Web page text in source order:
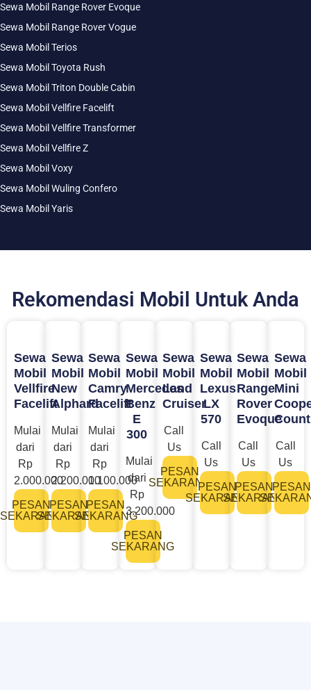
Sewa Mobil Range Rover Evoque
Sewa Mobil Range Rover Vogue
Sewa Mobil Terios
Sewa Mobil Toyota Rush
Sewa Mobil Triton Double Cabin
Sewa Mobil Vellfire Facelift
Sewa Mobil Vellfire Transformer
Sewa Mobil Vellfire Z
Sewa Mobil Voxy
Sewa Mobil Wuling Confero
Sewa Mobil Yaris
Rekomendasi Mobil Untuk Anda
Sewa
Mobil
Vellfire
Facelift
Mulai
dari
Rp
2.000.000
PESAN
SEKARANG
Sewa
Mobil
New
Alphard
Mulai
dari
Rp
2.200.000
PESAN
SEKARANG
Sewa
Mobil
Camry
Facelift
Mulai
dari
Rp
1.100.000
PESAN
SEKARANG
Sewa
Mobil
Mercedes
Benz
E
300
Mulai
dari
Rp
3.200.000​
PESAN
SEKARANG
Sewa
Mobil
Land
Cruiser
Call
Us
PESAN
SEKARANG
Sewa
Mobil
Lexus
LX
570
Call
Us
PESAN
SEKARANG
Sewa
Mobil
Range
Rover
Evoque
Call
Us
PESAN
SEKARANG
Sewa
Mobil
Mini
Call
Us
PESAN